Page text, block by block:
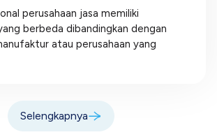
perusahaan jasa memiliki
berbeda dibandingkan dengan
atau perusahaan yang
Selengkapnya